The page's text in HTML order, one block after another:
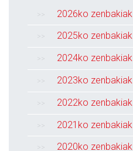
2026ko zenbakiak
2025ko zenbakiak
2024ko zenbakiak
2023ko zenbakiak
2022ko zenbakiak
2021ko zenbakiak
2020ko zenbakiak